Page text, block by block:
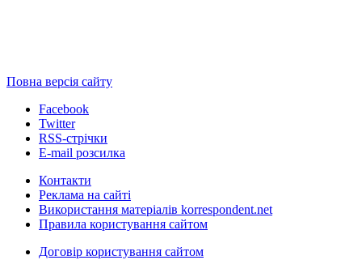
Повна версія сайту
Facebook
Twitter
RSS-стрічки
E-mail розсилка
Контакти
Реклама на сайті
Використання матеріалів korrespondent.net
Правила користування сайтом
Договір користування сайтом